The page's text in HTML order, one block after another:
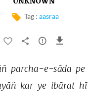
Tag : aasraa
parcha-e-sāda pe
kar ye ibārat hī